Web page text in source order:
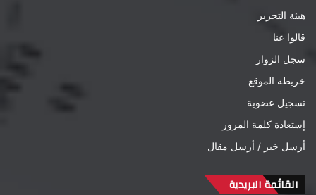
هيئة التحرير
قالوا عنا
سجل الزوار
خريطة الموقع
تسجيل عضوية
إستعادة كلمة المرور
أرسل خبر / أرسل مقال
القائمة البريدية